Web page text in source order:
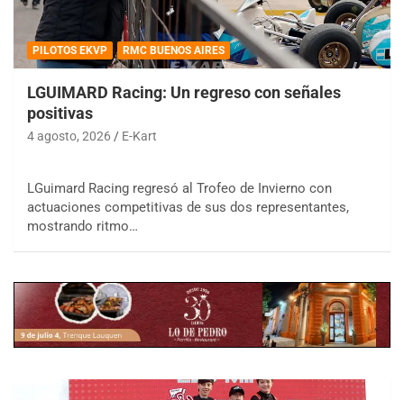
PILOTOS EKVP RMC BUENOS AIRES
LGUIMARD Racing: Un regreso con señales
positivas
4 agosto, 2026 E-Kart
LGuimard Racing regresó al Trofeo de Invierno con
actuaciones competitivas de sus dos representantes,
mostrando ritmo…